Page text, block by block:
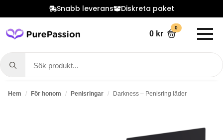
Snabb leverans Diskreta paket
0 kr
0
Search
for:
Hem För honom Penisringar Darkness – Penisring läder